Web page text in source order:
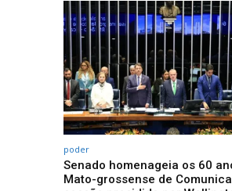
poder
Senado homenageia os 60
Mato-grossense de